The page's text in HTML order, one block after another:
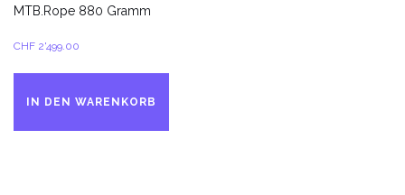
MTB.Rope 880 Gramm
CHF 2'499.00
IN DEN WARENKORB